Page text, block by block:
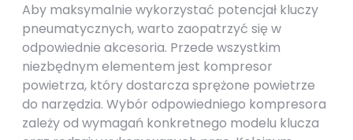
Aby maksymalnie wykorzystać potencjał kluczy
pneumatycznych, warto zaopatrzyć się w
odpowiednie akcesoria. Przede wszystkim
niezbędnym elementem jest kompresor
powietrza, który dostarcza sprężone powietrze
do narzędzia. Wybór odpowiedniego kompresora
zależy od wymagań konkretnego modelu klucza